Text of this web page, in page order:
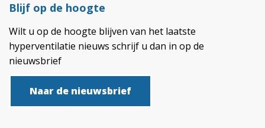
Blijf op de hoogte
Wilt u op de hoogte blijven van het laatste
hyperventilatie nieuws schrijf u dan in op de
nieuwsbrief
Naar de nieuwsbrief